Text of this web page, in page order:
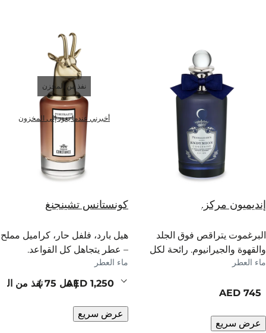
إنديميون مركز.
البرغموت يتراقص فوق الجلد
والقهوة والجيرانيوم. رائحة لكل
زمان.
ماء العطر
current price
عرض سريع
نفذ من المخزن
أخبرني عندما يعود إلى المخزون
كونستانس تشينجنغ
هيل بارد، فلفل حار، كراميل مملح
– عطر يتجاهل كل القواعد.
ماء العطر
current price
مل 75 نفذ من
عرض سريع